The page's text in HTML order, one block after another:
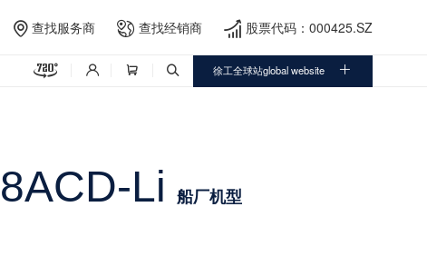
 查找服务商  查找经销商  股票代码：000425.SZ
    徐工全球站global website 
Li 船厂机型